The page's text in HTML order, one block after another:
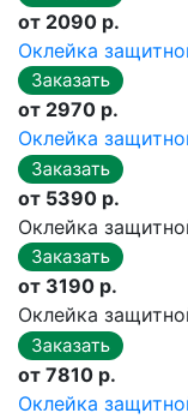
от 2090 р.
Оклейка
от 2970 р.
Оклейка
от 5390 р.
Оклейка
от 3190 р.
Оклейка
от 7810 р.
Оклейка